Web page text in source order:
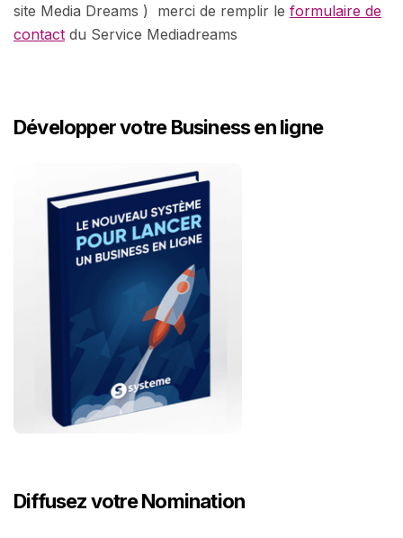
site Media Dreams ) merci de remplir le formulaire de
contact du Service Mediadreams
Développer votre Business en ligne
Diffusez votre Nomination